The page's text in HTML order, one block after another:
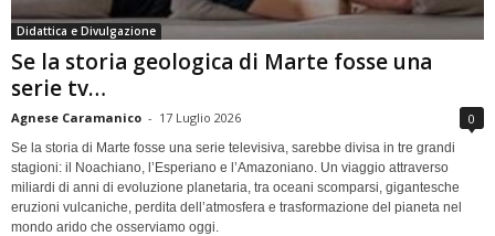
Didattica e Divulgazione
Se la storia geologica di Marte fosse una
serie tv…
Agnese Caramanico - 17 Luglio 2026 0
Se la storia di Marte fosse una serie televisiva, sarebbe divisa in tre grandi
stagioni: il Noachiano, l’Esperiano e l’Amazoniano. Un viaggio attraverso
miliardi di anni di evoluzione planetaria, tra oceani scomparsi, gigantesche
eruzioni vulcaniche, perdita dell’atmosfera e trasformazione del pianeta nel
mondo arido che osserviamo oggi.